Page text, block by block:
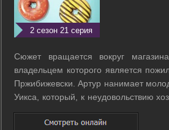
2 сезон 21 серия
Сюжет вращается вокруг
владельцем которого является
Пржибижевски. Артур нанимает
Уикса, который, к неудовольствию
модернизировать магазинчик,
финансовых проблем. ...